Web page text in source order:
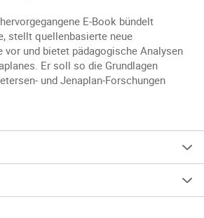
E-Book bündelt
stellt quellenbasierte neue
vor und bietet pädagogische Analysen
Er soll so die Grundlagen
und Jenaplan-Forschungen